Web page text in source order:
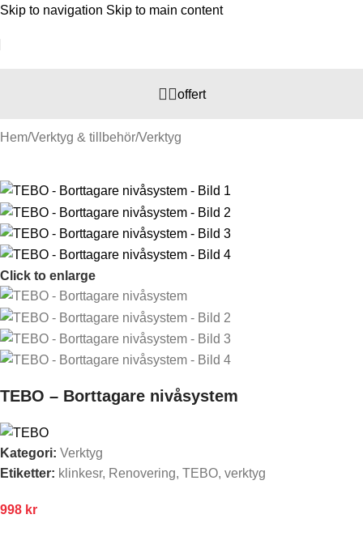
Skip to navigation Skip to main content
offert
Hem/Verktyg & tillbehör/Verktyg
Click to enlarge
TEBO – Borttagare nivåsystem
Kategori: Verktyg
Etiketter: klinkesr, Renovering, TEBO, verktyg
998 kr